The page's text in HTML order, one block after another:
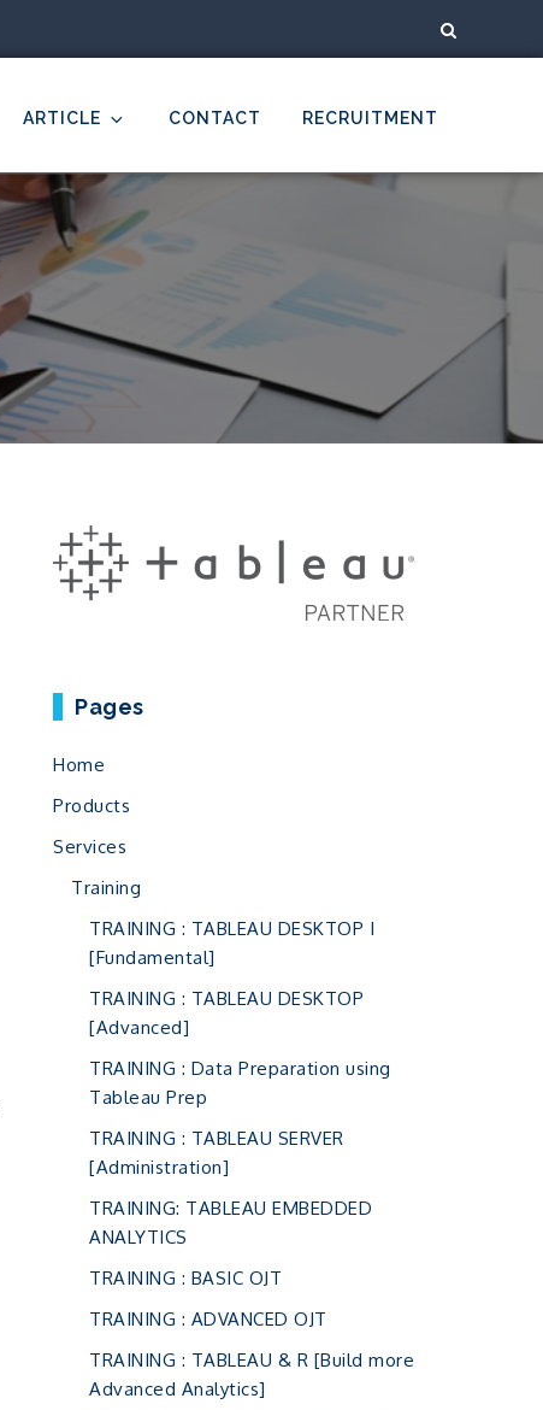
ARTICLE CONTACT RECRUITMENT
Pages
Home
Products
Services
Training
TRAINING : TABLEAU DESKTOP I
[Fundamental]
TRAINING : TABLEAU DESKTOP
[Advanced]
TRAINING : Data Preparation using
Tableau Prep
TRAINING : TABLEAU SERVER
[Administration]
TRAINING: TABLEAU EMBEDDED
ANALYTICS
TRAINING : BASIC OJT
TRAINING : ADVANCED OJT
TRAINING : TABLEAU & R [Build more
Advanced Analytics]